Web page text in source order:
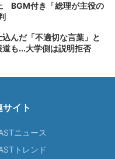
BGM付き「総理が主役の
んだ「不適切な言葉」と
も...大学側は説明拒否
サイト
ニュース
トレンド